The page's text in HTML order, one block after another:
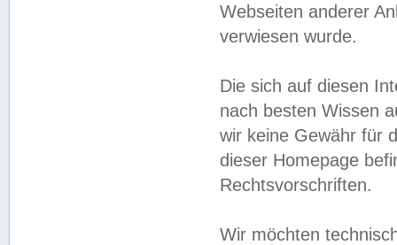
Webseiten anderer
verwiesen wurde.
Die sich auf diesen
nach besten Wissen
wir keine Gewähr für
dieser Homepage
Rechtsvorschriften.
Wir möchten